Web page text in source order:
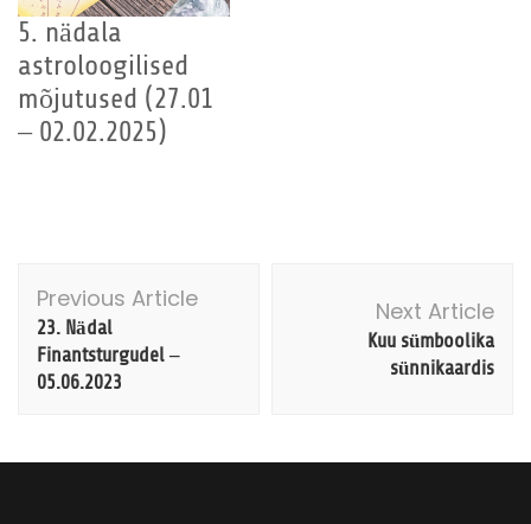
5. nädala
astroloogilised
mõjutused (27.01
– 02.02.2025)
Post
Navigation
Previous Article
23. Nädal
Finantsturgudel –
05.06.2023
Next Article
Kuu sümboolika
sünnikaardis